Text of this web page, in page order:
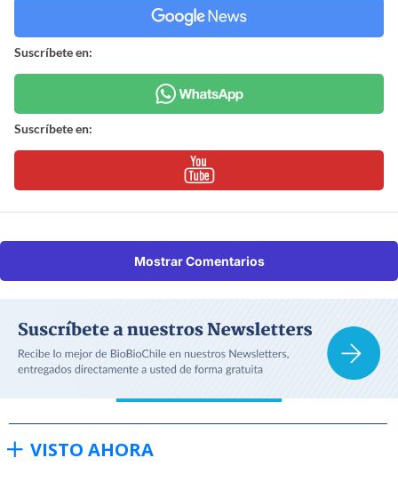
Suscríbete en:
Suscríbete en:
Mostrar Comentarios
VISTO AHORA